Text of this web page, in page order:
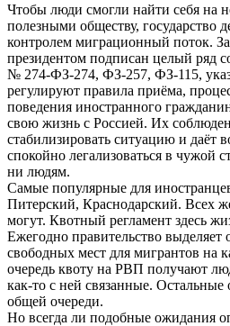
Чтобы люди смогли найти себя на
полезными обществу, государство
контролем миграционный поток.
президентом подписан целый ряд
№ 274-ФЗ-274, ФЗ-257, ФЗ-115,
регулируют правила приёма,
поведения иностранного
свою жизнь с Россией. Их
стабилизировать ситуацию и даёт
спокойно легализоваться в чужой
ни людям.
Самые популярные для
Питерский, Краснодарский. Всех
могут. Квотный регламент здесь
Ежегодно правительство выделяет
свободных мест для мигрантов на
очередь квоту на РВП получают
как-то с ней связанные.
общей очереди.
Но всегда ли подобные ожидания